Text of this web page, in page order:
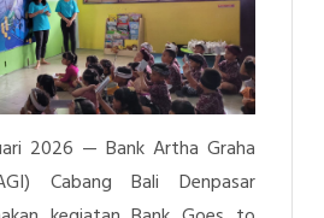
2026 — Bank Artha Graha
Cabang Bali Denpasar